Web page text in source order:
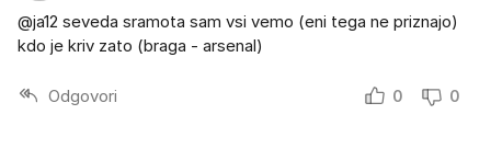
@ja12 seveda sramota sam vsi vemo (eni tega ne priznajo)
kdo je kriv zato (braga - arsenal)
Odgovori 0 0